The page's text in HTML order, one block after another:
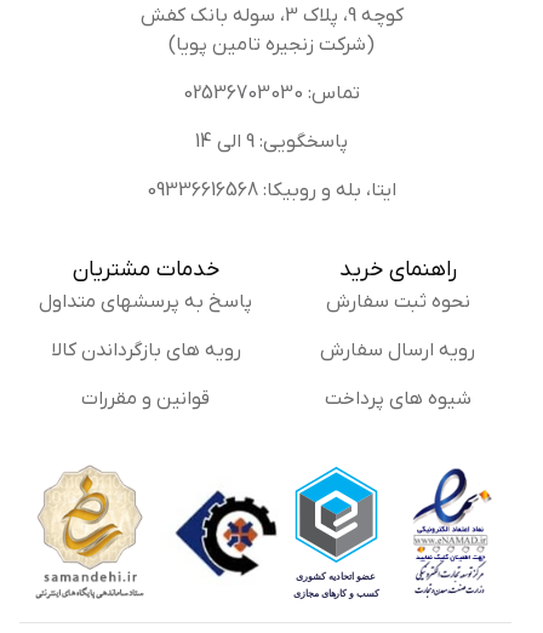
کوچه 9، پلاک 3، سوله بانک کفش
(شرکت زنجیره تامین پویا)
تماس: 02536703030
پاسخگویی: 9 الی 14
ایتا، بله و روبیکا: 09336616568
راهنمای خرید
نحوه ثبت سفارش
رویه ارسال سفارش
شیوه های پرداخت
خدمات مشتریان
پاسخ به پرسشهای متداول
رویه های بازگرداندن کالا
قوانین و مقررات